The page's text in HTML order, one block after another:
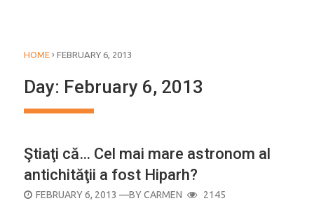
HOME › FEBRUARY 6, 2013
Day: February 6, 2013
Ştiaţi că… Cel mai mare astronom al
antichităţii a fost Hiparh?
POSTED
FEBRUARY 6, 2013 —BYCARMEN 2145